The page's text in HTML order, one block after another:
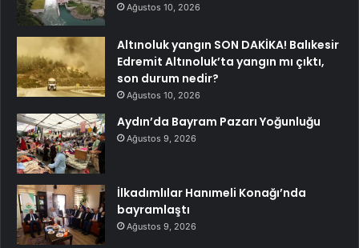
Ağustos 10, 2026
Altınoluk yangın SON DAKİKA! Balıkesir
Edremit Altınoluk’ta yangın mı çıktı,
son durum nedir?
Ağustos 10, 2026
Aydın’da Bayram Pazarı Yoğunluğu
Ağustos 9, 2026
İlkadımlılar Hanımeli Konağı’nda
bayramlaştı
Ağustos 9, 2026